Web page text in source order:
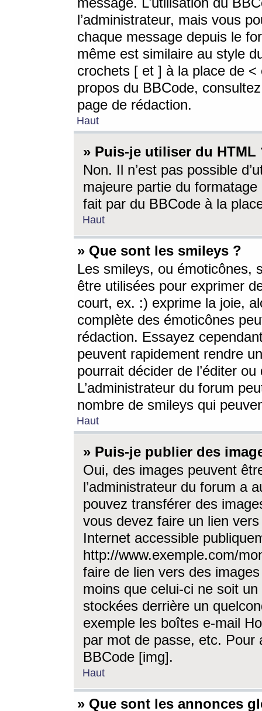
l’administrateur, mais vous
chaque message depuis le
même est similaire au style
crochets [ et ] à la place de <
propos du BBCode,
page de rédaction.
Haut
» Puis-je utiliser du HTML
Non. Il n’est pas possible
majeure partie du
fait par du BBCode à la
Haut
» Que sont les smileys ?
Les smileys, ou émoticônes,
être utilisées pour exprimer
court, ex. :) exprime la joie,
complète des émoticônes
rédaction. Essayez
peuvent rapidement rendre
pourrait décider de l’éditer
L’administrateur du forum
nombre de smileys qui
Haut
» Puis-je publier des
Oui, des images peuvent
l’administrateur du forum a
pouvez transférer des
vous devez faire un lien
Internet accessible
http://www.exemple.com/
faire de lien vers des
moins que celui-ci ne soit
stockées derrière un
exemple les boîtes e-mail
par mot de passe, etc. Pour
BBCode [img].
Haut
» Que sont les annonces